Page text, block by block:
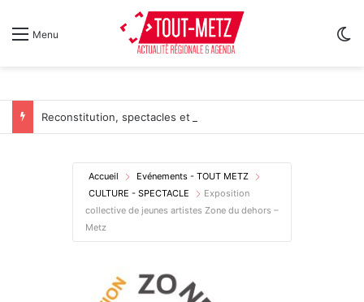
Menu
Accueil
Evénements - TOUT METZ
CULTURE - SPECTACLE
Exposition
collective de jeunes artistes Zone du dehors –
Metz